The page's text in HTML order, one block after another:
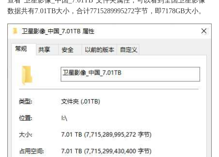
数据共有7.01TB大小，合计7715289995272字节，即7178GB大小。